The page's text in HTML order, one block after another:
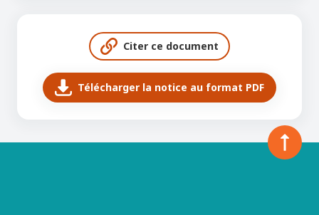
Citer ce document
Télécharger la notice au format PDF